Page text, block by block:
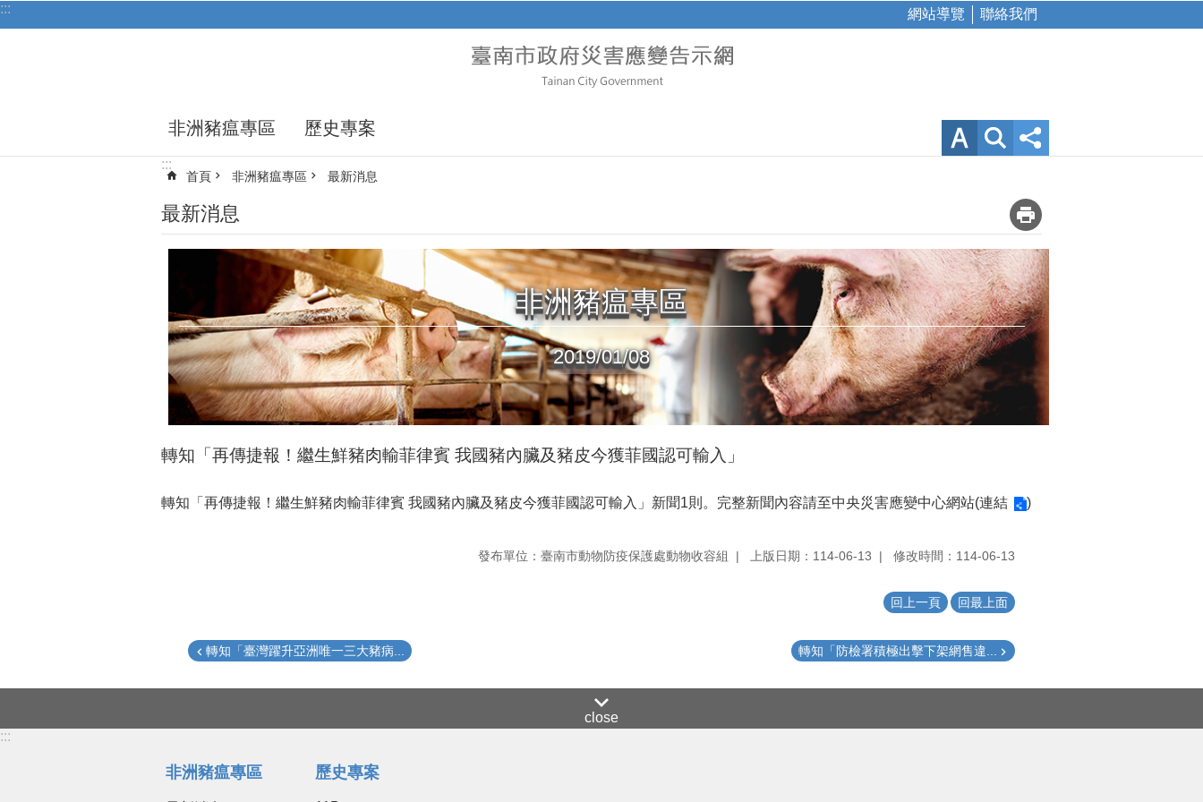
跳到主要內容區塊
::: 網站導覽 聯絡我們
非洲豬瘟專區 歷史專案
:::
首頁 非洲豬瘟專區 最新消息
最新消息
非洲豬瘟專區
2019/01/08
轉知「再傳捷報！繼生鮮豬肉輸菲律賓 我國豬內臟及豬皮今獲菲國認可輸入」
轉知「再傳捷報！繼生鮮豬肉輸菲律賓 我國豬內臟及豬皮今獲菲國認可輸入」新聞1則。完整新聞內容請至中央災害應變中心網站(連結 )
發布單位：臺南市動物防疫保護處動物收容組 上版日期：114-06-13 修改時間：114-06-13
回上一頁 回最上面
轉知「臺灣躍升亞洲唯一三大豬病... 轉知「防檢署積極出擊下架網售違...
close
:::
非洲豬瘟專區 歷史專案